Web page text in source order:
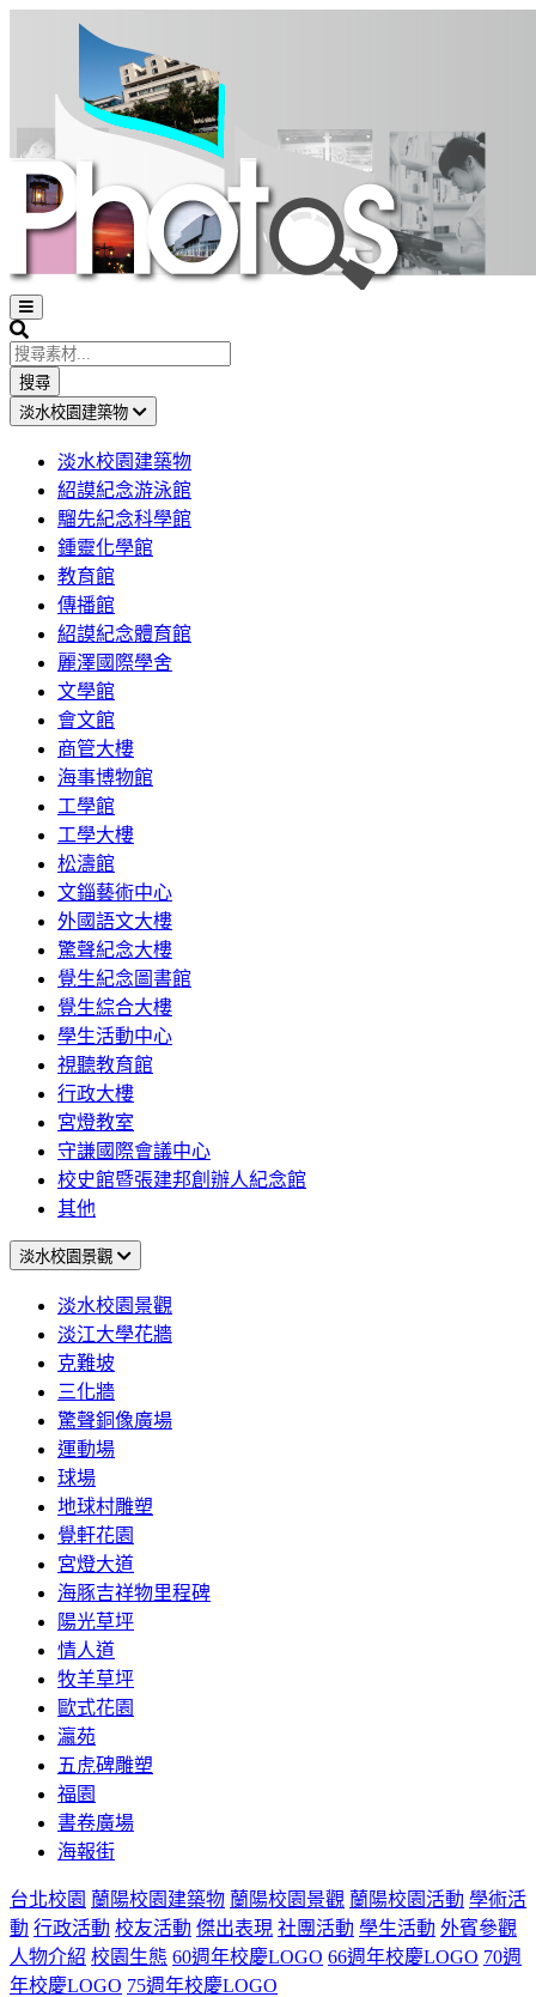
Open
sidebar
Search
搜尋
淡水校園建築物
淡水校園建築物
紹謨紀念游泳館
騮先紀念科學館
鍾靈化學館
教育館
傳播館
紹謨紀念體育館
麗澤國際學舍
文學館
會文館
商管大樓
海事博物館
工學館
工學大樓
松濤館
文錙藝術中心
外國語文大樓
驚聲紀念大樓
覺生紀念圖書館
覺生綜合大樓
學生活動中心
視聽教育館
行政大樓
宮燈教室
守謙國際會議中心
校史館暨張建邦創辦人紀念館
其他
淡水校園景觀
淡水校園景觀
淡江大學花牆
克難坡
三化牆
驚聲銅像廣場
運動場
球場
地球村雕塑
覺軒花園
宮燈大道
海豚吉祥物里程碑
陽光草坪
情人道
牧羊草坪
歐式花園
瀛苑
五虎碑雕塑
福園
書卷廣場
海報街
台北校園 蘭陽校園建築物 蘭陽校園景觀 蘭陽校園活動 學術活
動 行政活動 校友活動 傑出表現 社團活動 學生活動 外賓參觀
人物介紹 校園生態 60週年校慶LOGO 66週年校慶LOGO 70週
年校慶LOGO 75週年校慶LOGO